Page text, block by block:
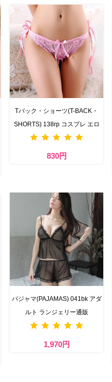
Tバック・ショーツ(T-BACK・
SHORTS) 138rp コスプレ エロ
830円
パジャマ(PAJAMAS) 041bk アダ
ルト ランジェリー通販
1,970円